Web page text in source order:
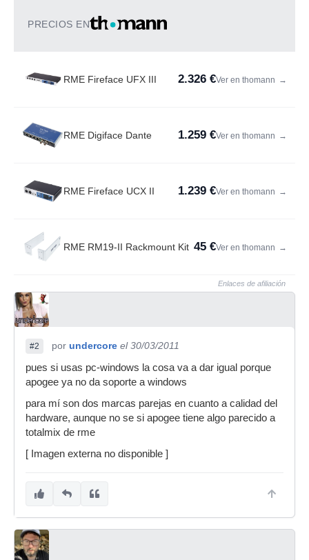
PRECIOS EN
RME Fireface UFX III 2.326 €Ver en thomann →
RME Digiface Dante 1.259 €Ver en thomann →
RME Fireface UCX II 1.239 €Ver en thomann →
RME RM19-II Rackmount Kit 45 €Ver en thomann →
Enlaces de afiliación
#2 por undercore el 30/03/2011
pues si usas pc-windows la cosa va a dar igual porque
apogee ya no da soporte a windows
para mí son dos marcas parejas en cuanto a calidad del
hardware, aunque no se si apogee tiene algo parecido a
totalmix de rme
[ Imagen externa no disponible ]